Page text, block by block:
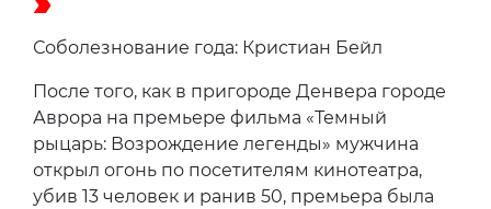
Соболезнование года: Кристиан Бейл
После того, как в пригороде Денвера городе
Аврора на премьере фильма «Темный
рыцарь: Возрождение легенды» мужчина
открыл огонь по посетителям кинотеатра,
убив 13 человек и ранив 50, премьера была